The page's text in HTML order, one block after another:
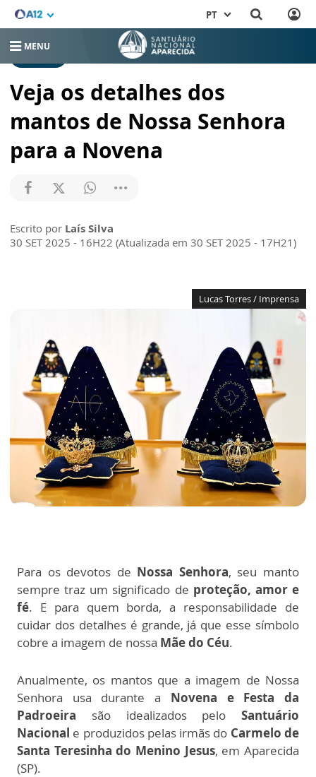
PT
MENU
Veja os detalhes dos
mantos de Nossa Senhora
para a Novena
Escrito por Laís Silva
30 SET 2025 - 16H22 (Atualizada em 30 SET 2025 - 17H21)
Lucas Torres / Imprensa
Para os devotos de Nossa Senhora, seu manto
sempre traz um significado de proteção, amor e
fé. E para quem borda, a responsabilidade de
cuidar dos detalhes é grande, já que esse símbolo
cobre a imagem de nossa Mãe do Céu.
Anualmente, os mantos que a imagem de Nossa
Senhora usa durante a Novena e Festa da
Padroeira são idealizados pelo Santuário
Nacional e produzidos pelas irmãs do Carmelo de
Santa Teresinha do Menino Jesus, em Aparecida
(SP).